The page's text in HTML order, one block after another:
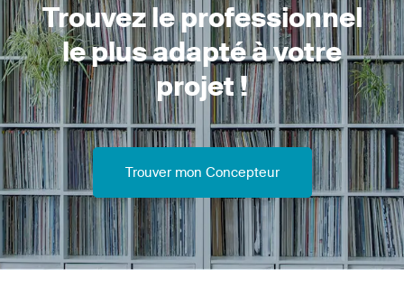
Trouvez le professionnel
le plus adapté à votre
projet !
Trouver mon Concepteur